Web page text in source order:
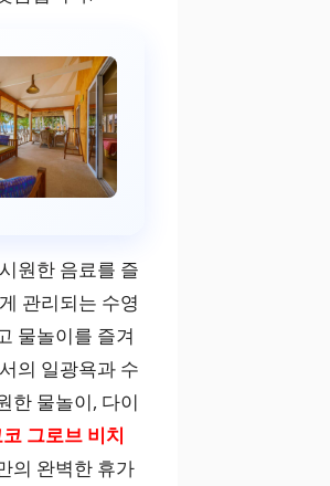
원한 음료를 즐
관리되는 수영
물놀이를 즐겨
의 일광욕과 수
한 물놀이, 다이
그로브 비치
의 완벽한 휴가